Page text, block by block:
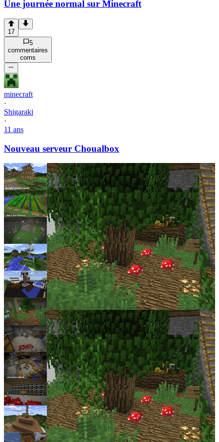
Une journée normal sur Minecraft
17
5
commentaires
coms
minecraft
·
Shigaraki
·
11 ans
Nouveau serveur Choualbox